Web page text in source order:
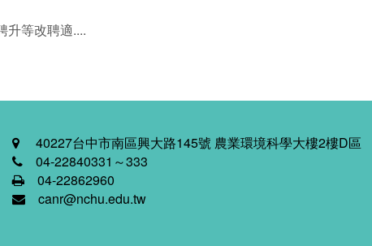
升等改聘適....
40227台中市南區興大路145號 農業環境科學大樓2樓D區
04-22840331～333
04-22862960
canr@nchu.edu.tw